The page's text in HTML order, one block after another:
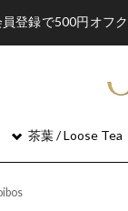
員登録で500円オフ
茶葉 / Loose Tea